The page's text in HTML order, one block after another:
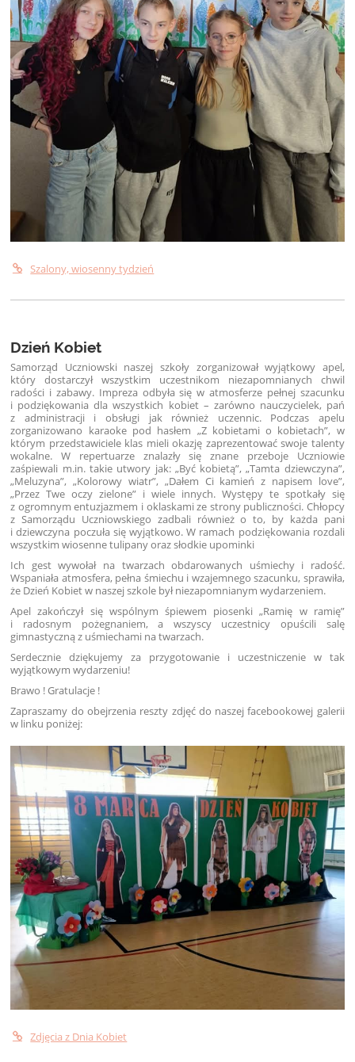
Szalony, wiosenny tydzień
Dzień Kobiet
Samorząd Uczniowski naszej szkoły zorganizował wyjątkowy apel,
który dostarczył wszystkim uczestnikom niezapomnianych chwil
radości i zabawy. Impreza odbyła się w atmosferze pełnej szacunku
i podziękowania dla wszystkich kobiet – zarówno nauczycielek, pań
z administracji i obsługi jak również uczennic. Podczas apelu
zorganizowano karaoke pod hasłem „Z kobietami o kobietach”, w
którym przedstawiciele klas mieli okazję zaprezentować swoje talenty
wokalne. W repertuarze znalazły się znane przeboje Uczniowie
zaśpiewali m.in. takie utwory jak: „Być kobietą”, „Tamta dziewczyna”,
„Meluzyna”, „Kolorowy wiatr”, „Dałem Ci kamień z napisem love”,
„Przez Twe oczy zielone” i wiele innych. Występy te spotkały się
z ogromnym entuzjazmem i oklaskami ze strony publiczności. Chłopcy
z Samorządu Uczniowskiego zadbali również o to, by każda pani
i dziewczyna poczuła się wyjątkowo. W ramach podziękowania rozdali
wszystkim wiosenne tulipany oraz słodkie upominki
Ich gest wywołał na twarzach obdarowanych uśmiechy i radość.
Wspaniała atmosfera, pełna śmiechu i wzajemnego szacunku, sprawiła,
że Dzień Kobiet w naszej szkole był niezapomnianym wydarzeniem.
Apel zakończył się wspólnym śpiewem piosenki „Ramię w ramię”
i radosnym pożegnaniem, a wszyscy uczestnicy opuścili salę
gimnastyczną z uśmiechami na twarzach.
Serdecznie dziękujemy za przygotowanie i uczestniczenie w tak
wyjątkowym wydarzeniu!
Brawo ! Gratulacje !
Zapraszamy do obejrzenia reszty zdjęć do naszej facebookowej galerii
w linku poniżej:
Zdjęcia z Dnia Kobiet